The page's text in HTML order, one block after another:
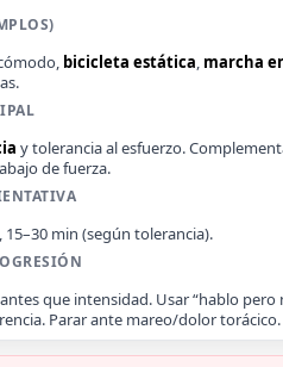
bicicleta estática, marcha
y tolerancia al esfuerzo.
de fuerza.
, 15–30 min (según tolerancia).
que intensidad. Usar “hablo pero
Parar ante mareo/dolor torácico.